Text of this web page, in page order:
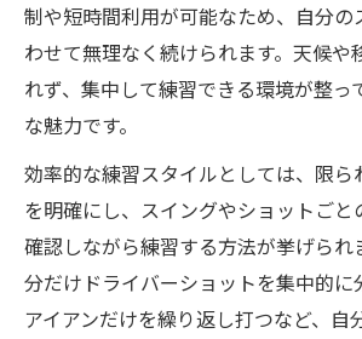
制や短時間利用が可能なため、自分の
わせて無理なく続けられます。天候や
れず、集中して練習できる環境が整っ
な魅力です。
効率的な練習スタイルとしては、限ら
を明確にし、スイングやショットご
確認しながら練習する方法が挙げられ
分だけドライバーショットを集中的に
アイアンだけを繰り返し打つなど、自